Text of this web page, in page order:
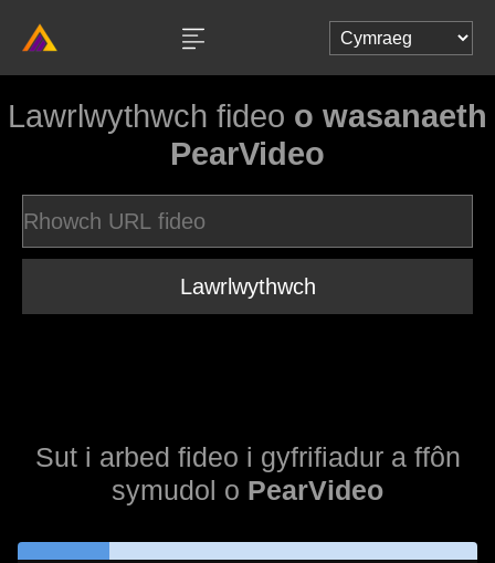
Lawrlwythwch fideo o wasanaeth
PearVideo
Lawrlwythwch
Sut i arbed fideo i gyfrifiadur a ffôn
symudol o PearVideo